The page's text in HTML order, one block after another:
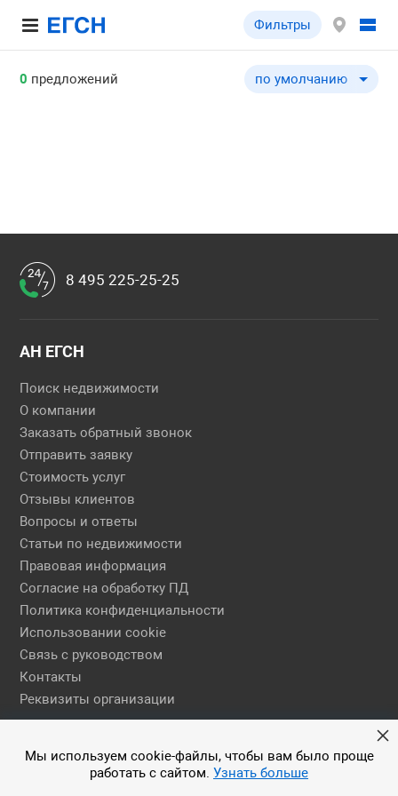
Фильтры
0 предложений по умолчанию
по умолчанию
8 495 225-25-25
АН ЕГСН
Поиск недвижимости
О компании
Заказать обратный звонок
Отправить заявку
Стоимость услуг
Отзывы клиентов
Вопросы и ответы
Статьи по недвижимости
Правовая информация
Согласие на обработку ПД
Политика конфиденциальности
Использовании cookie
Связь с руководством
Контакты
Реквизиты организации
Правовая информация
© 2026 АН ЕГСН
Мы используем cookie-файлы, чтобы вам было проще
работать с сайтом. Узнать больше